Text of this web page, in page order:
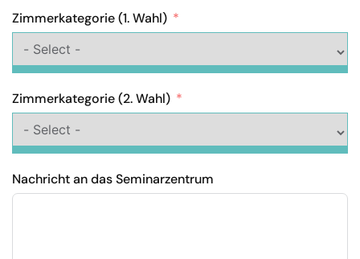
Zimmerkategorie (1. Wahl)
Zimmerkategorie (2. Wahl)
Nachricht an das Seminarzentrum